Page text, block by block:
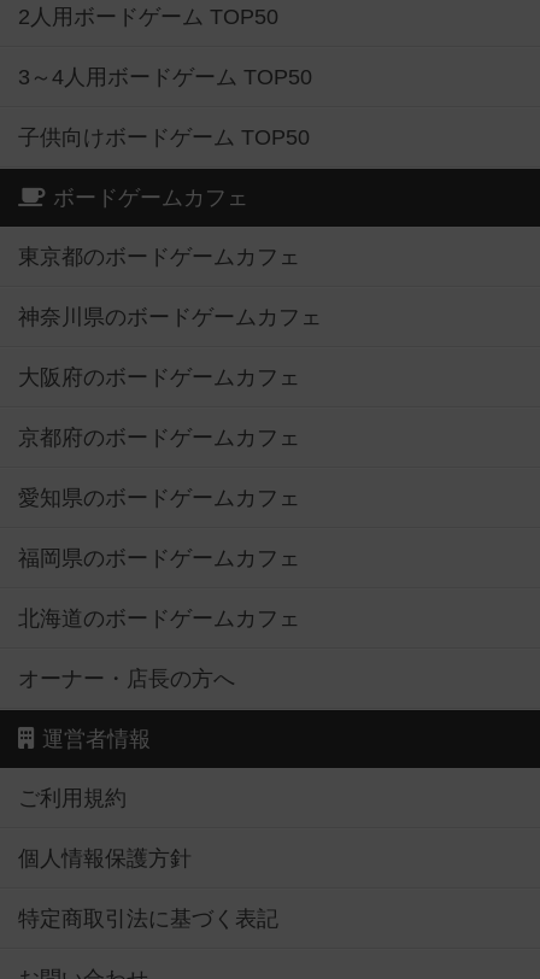
2人用ボードゲーム TOP50
3～4人用ボードゲーム TOP50
子供向けボードゲーム TOP50
ボードゲームカフェ
東京都のボードゲームカフェ
神奈川県のボードゲームカフェ
大阪府のボードゲームカフェ
京都府のボードゲームカフェ
愛知県のボードゲームカフェ
福岡県のボードゲームカフェ
北海道のボードゲームカフェ
オーナー・店長の方へ
運営者情報
ご利用規約
個人情報保護方針
特定商取引法に基づく表記